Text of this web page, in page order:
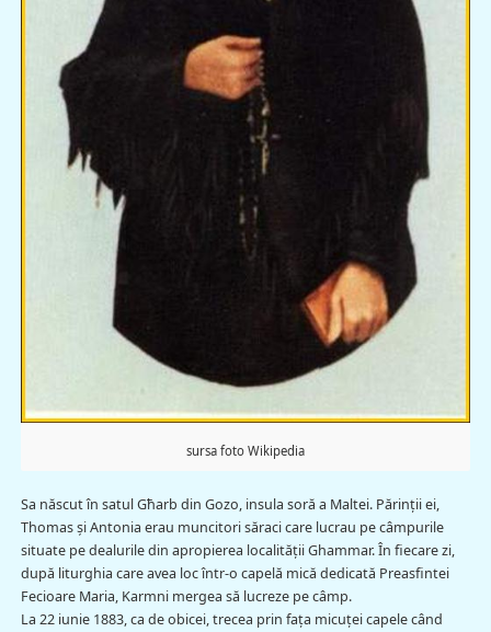
sursa foto Wikipedia
Sa născut în satul Għarb din Gozo, insula soră a Maltei. Părinții ei,
Thomas și Antonia erau muncitori săraci care lucrau pe câmpurile
situate pe dealurile din apropierea localităţii Ghammar. În fiecare zi,
după liturghia care avea loc într-o capelă mică dedicată Preasfintei
Fecioare Maria, Karmni mergea să lucreze pe câmp.
La 22 iunie 1883, ca de obicei, trecea prin fața micuţei capele când